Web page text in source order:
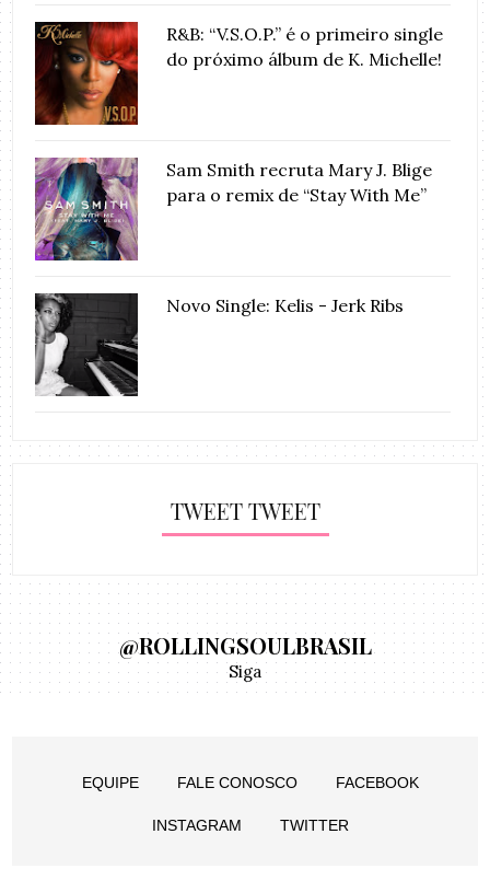
R&B: “V.S.O.P.” é o primeiro single
do próximo álbum de K. Michelle!
Sam Smith recruta Mary J. Blige
para o remix de “Stay With Me”
Novo Single: Kelis - Jerk Ribs
TWEET TWEET
@ROLLINGSOULBRASIL
Siga
EQUIPE FALE CONOSCO FACEBOOK
INSTAGRAM TWITTER